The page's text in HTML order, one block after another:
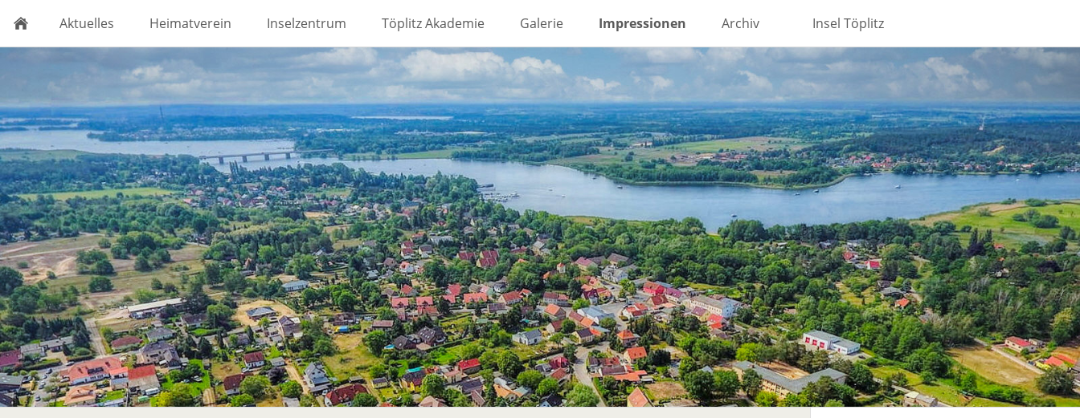
Aktuelles Heimatverein Inselzentrum Töplitz Akademie Galerie Impressionen Archiv Insel Töplitz